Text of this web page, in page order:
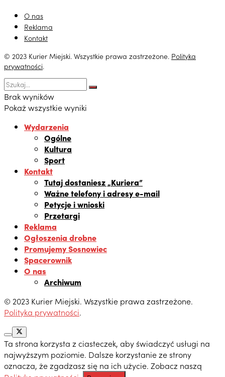
O nas
Reklama
Kontakt
© 2023 Kurier Miejski. Wszystkie prawa zastrzeżone. Polityka
prywatności.
Brak wyników
Pokaż wszystkie wyniki
Wydarzenia
Ogólne
Kultura
Sport
Kontakt
Tutaj dostaniesz „Kuriera”
Ważne telefony i adresy e-mail
Petycje i wnioski
Przetargi
Reklama
Ogłoszenia drobne
Promujemy Sosnowiec
Spacerownik
O nas
Archiwum
© 2023 Kurier Miejski. Wszystkie prawa zastrzeżone.
Polityka prywatności.
Ta strona korzysta z ciasteczek, aby świadczyć usługi na
najwyższym poziomie. Dalsze korzystanie ze strony
oznacza, że zgadzasz się na ich użycie. Zobacz naszą